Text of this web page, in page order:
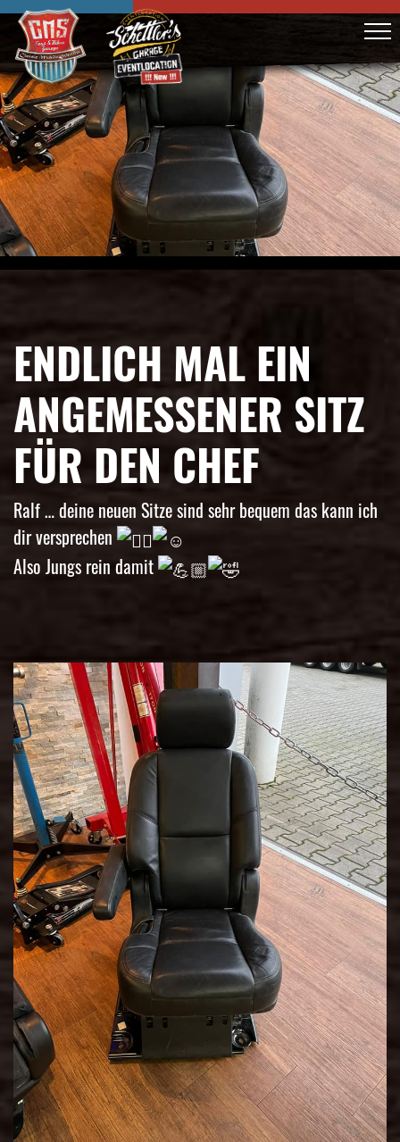
ENDLICH MAL EIN
ANGEMESSENER SITZ
FÜR DEN CHEF
Ralf … deine neuen Sitze sind sehr bequem das kann ich
dir versprechen
Also Jungs rein damit